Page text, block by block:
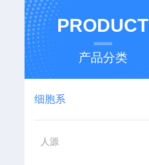
PRODUCT
产品分类
细胞系
人源